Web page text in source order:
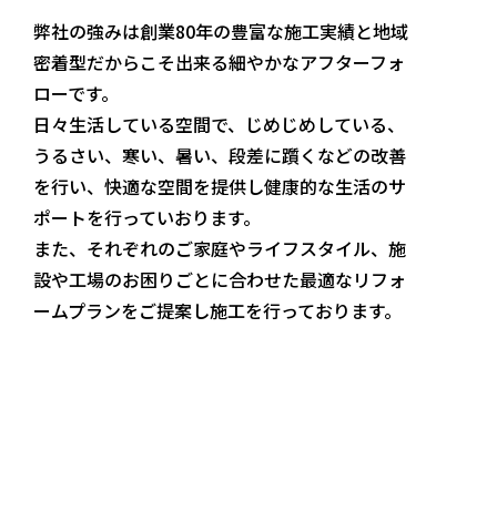
弊社の強みは創業80年の豊富な施工実績と地域
密着型だからこそ出来る細やかなアフターフォ
ローです。
日々生活している空間で、じめじめしている、
うるさい、寒い、暑い、段差に躓くなどの改善
を行い、快適な空間を提供し健康的な生活のサ
ポートを行っていおります。
また、それぞれのご家庭やライフスタイル、施
設や工場のお困りごとに合わせた最適なリフォ
ームプランをご提案し施工を行っております。